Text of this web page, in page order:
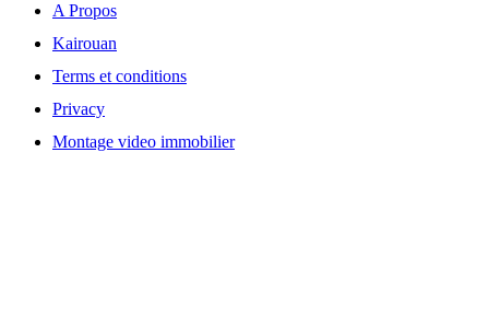
A Propos
Kairouan
Terms et conditions
Privacy
Montage video immobilier